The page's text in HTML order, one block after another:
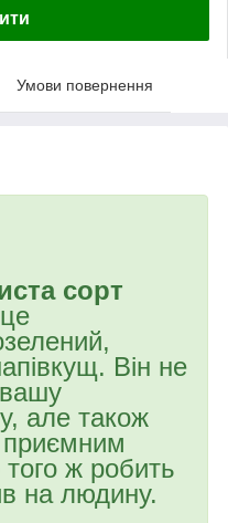
Умови повернення
сорт
Він не
вашу
але також
приємним
ж робить
на людину.